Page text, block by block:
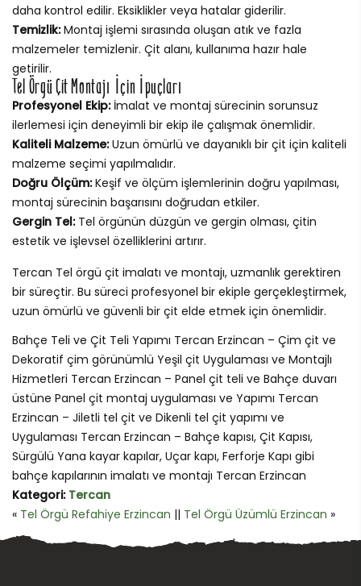
daha kontrol edilir. Eksiklikler veya hatalar giderilir.
Temizlik:Montaj işlemi sırasında oluşan atık ve fazla
malzemeler temizlenir. Çit alanı, kullanıma hazır hale
getirilir.
Tel Örgü Çit Montajı İçin İpuçları
Profesyonel Ekip:İmalat ve montaj sürecinin sorunsuz
ilerlemesi için deneyimli bir ekip ile çalışmak önemlidir.
Kaliteli Malzeme:Uzun ömürlü ve dayanıklı bir çit için kaliteli
malzeme seçimi yapılmalıdır.
Doğru Ölçüm:Keşif ve ölçüm işlemlerinin doğru yapılması,
montaj sürecinin başarısını doğrudan etkiler.
Gergin Tel:Tel örgünün düzgün ve gergin olması, çitin
estetik ve işlevsel özelliklerini artırır.
Tercan Tel örgü çit imalatı ve montajı, uzmanlık gerektiren
bir süreçtir. Bu süreci profesyonel bir ekiple gerçekleştirmek,
uzun ömürlü ve güvenli bir çit elde etmek için önemlidir.
Bahçe Teli ve Çit Teli Yapımı Tercan Erzincan – Çim çit ve
Dekoratif çim görünümlü Yeşil çit Uygulaması ve Montajlı
Hizmetleri Tercan Erzincan – Panel çit teli ve Bahçe duvarı
üstüne Panel çit montaj uygulaması ve Yapımı Tercan
Erzincan – Jiletli tel çit ve Dikenli tel çit yapımı ve
Uygulaması Tercan Erzincan – Bahçe kapısı, Çit Kapısı,
Sürgülü Yana kayar kapılar, Uçar kapı, Ferforje Kapı gibi
bahçe kapılarının imalatı ve montajı Tercan Erzincan
Kategori: Tercan
« Tel Örgü Refahiye Erzincan || Tel Örgü Üzümlü Erzincan »